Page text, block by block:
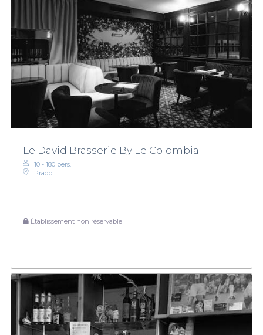
Le David Brasserie By Le Colombia
10 - 180 pers.
Prado
Établissement non réservable